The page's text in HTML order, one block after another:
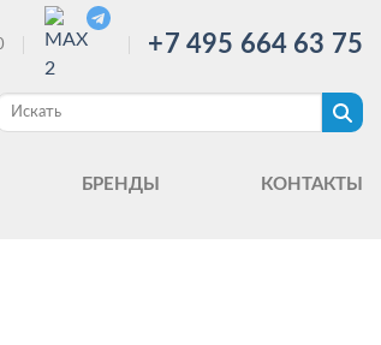
+7 495 664 63 75
БРЕНДЫ КОНТАКТЫ